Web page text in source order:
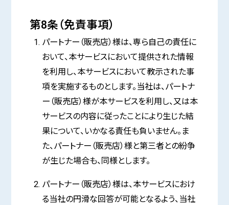
第8条（免責事項）
パートナー（販売店）様は、専ら自己の責任に
おいて、本サービスにおいて提供された情報
を利用し、本サービスにおいて教示された事
項を実施するものとします。当社は、パートナ
ー（販売店）様が本サービスを利用し、又は本
サービスの内容に従ったことにより生じた結
果について、いかなる責任も負いません。ま
た、パートナー（販売店）様と第三者との紛争
が生じた場合も、同様とします。
パートナー（販売店）様は、本サービスにおけ
る当社の円滑な回答が可能となるよう、当社